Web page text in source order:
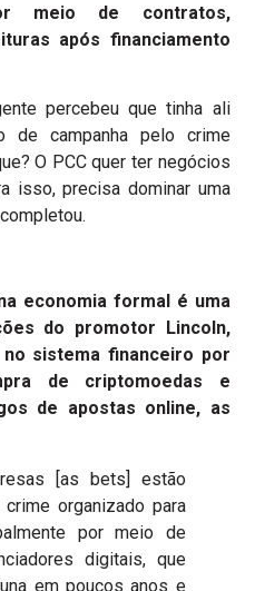
meio de contratos,
após financiamento
percebeu que tinha ali
de campanha pelo crime
O PCC quer ter negócios
isso, precisa dominar uma
economia formal é uma
do promotor Lincoln,
sistema financeiro por
de criptomoedas e
de apostas online, as
[as bets] estão
organizado para
por meio de
digitais, que
em poucos anos e